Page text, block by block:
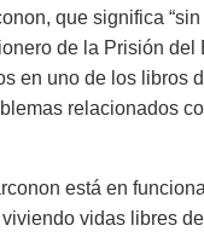
que significa “sin
de la Prisión del
en uno de los libros
relacionados
está en
vidas libres